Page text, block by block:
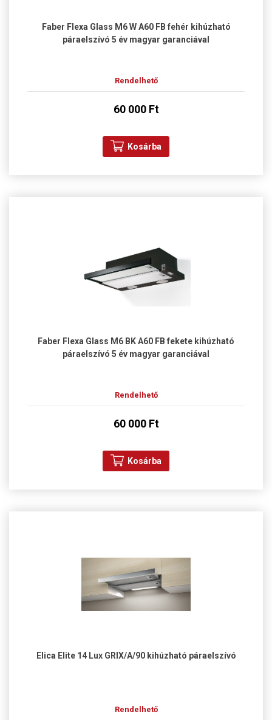
Faber Flexa Glass M6 W A60 FB fehér kihúzható
páraelszívó 5 év magyar garanciával
Rendelhető
60 000 Ft
Kosárba
Faber Flexa Glass M6 BK A60 FB fekete kihúzható
páraelszívó 5 év magyar garanciával
Rendelhető
60 000 Ft
Kosárba
Elica Elite 14 Lux GRIX/A/90 kihúzható páraelszívó
Rendelhető